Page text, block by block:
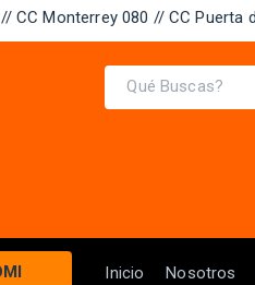
CC Monterrey 080 // CC Puerta
Inicio Nosotros